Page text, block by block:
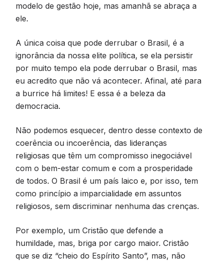
modelo de gestão hoje, mas amanhã se abraça a
ele.
A única coisa que pode derrubar o Brasil, é a
ignorância da nossa elite política, se ela persistir
por muito tempo ela pode derrubar o Brasil, mas
eu acredito que não vá acontecer. Afinal, até para
a burrice há limites! E essa é a beleza da
democracia.
Não podemos esquecer, dentro desse contexto de
coerência ou incoerência, das lideranças
religiosas que têm um compromisso inegociável
com o bem-estar comum e com a prosperidade
de todos. O Brasil é um país laico e, por isso, tem
como princípio a imparcialidade em assuntos
religiosos, sem discriminar nenhuma das crenças.
Por exemplo, um Cristão que defende a
humildade, mas, briga por cargo maior. Cristão
que se diz “cheio do Espírito Santo”, mas, não